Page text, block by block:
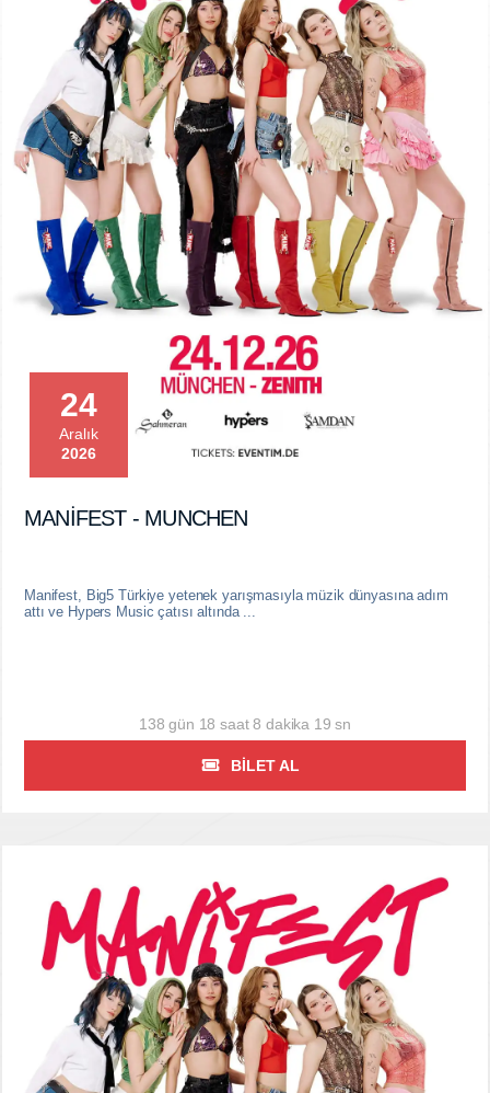
24
Aralık
2026
MANİFEST - MUNCHEN
Manifest, Big5 Türkiye yetenek yarışmasıyla müzik dünyasına adım
attı ve Hypers Music çatısı altında ...
138 gün 18 saat 8 dakika 18 sn
BILET AL